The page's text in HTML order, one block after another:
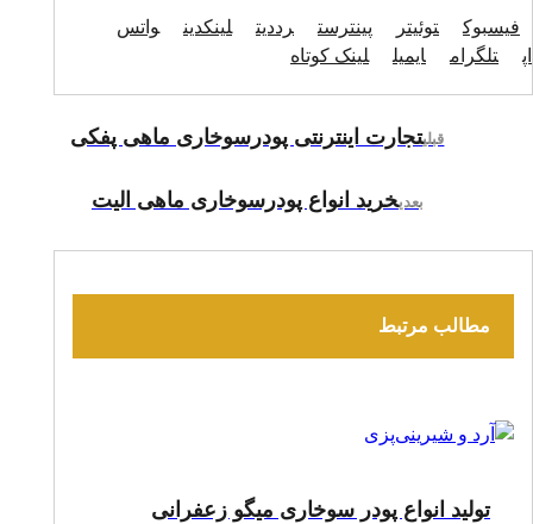
فیسبوک توئیتر پینترست رددیت لینکدین
واتس
اپ
تلگرام ایمیل لینک کوتاه
قبلیتجارت اینترنتی پودرسوخاری ماهی پفکی
بعدیخرید انواع پودرسوخاری ماهی الیت
مطالب مرتبط
تولید انواع پودر سوخاری میگو زعفرانی